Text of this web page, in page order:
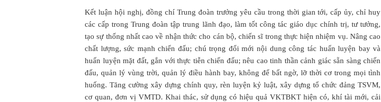
Kết luận hội nghị, đồng chí Trung đoàn trưởng yêu cầu trong thời gian tới, cấp ủy, chỉ huy
các cấp trong Trung đoàn tập trung lãnh đạo, làm tốt công tác giáo dục chính trị, tư tưởng,
tạo sự thống nhất cao về nhận thức cho cán bộ, chiến sĩ trong thực hiện nhiệm vụ. Nâng cao
chất lượng, sức mạnh chiến đấu; chú trọng đổi mới nội dung công tác huấn luyện bay và
huấn luyện mặt đất, gắn với thực tiễn chiến đấu; nêu cao tinh thần cảnh giác sẵn sàng chiến
đấu, quản lý vùng trời, quản lý điều hành bay, không để bất ngờ, lỡ thời cơ trong mọi tình
huống. Tăng cường xây dựng chính quy, rèn luyện kỷ luật, xây dựng tổ chức đảng TSVM,
cơ quan, đơn vị VMTD. Khai thác, sử dụng có hiệu quả VKTBKT hiện có, khí tài mới, cải